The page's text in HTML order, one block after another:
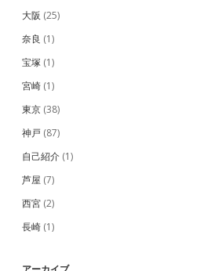
大阪 (25)
奈良 (1)
宝塚 (1)
宮崎 (1)
東京 (38)
神戸 (87)
自己紹介 (1)
芦屋 (7)
西宮 (2)
長崎 (1)